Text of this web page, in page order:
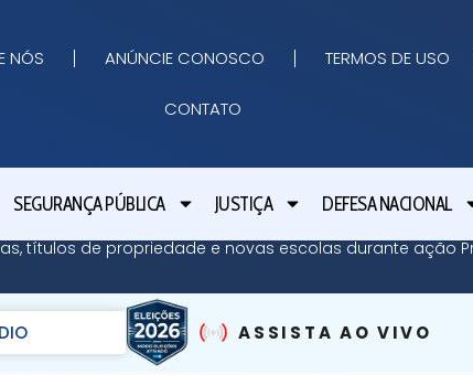
NÓS ANÚNCIE CONOSCO TERMOS DE USO
CONTATO
SEGURANÇA PÚBLICA JUSTIÇA DEFESA NACIONAL
títulos de propriedade e novas escolas durante ação
ASSISTA AO VIVO